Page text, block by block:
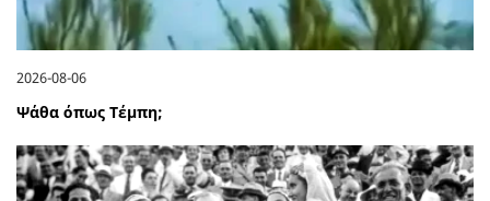
2026-08-06
Ψάθα όπως Τέμπη;